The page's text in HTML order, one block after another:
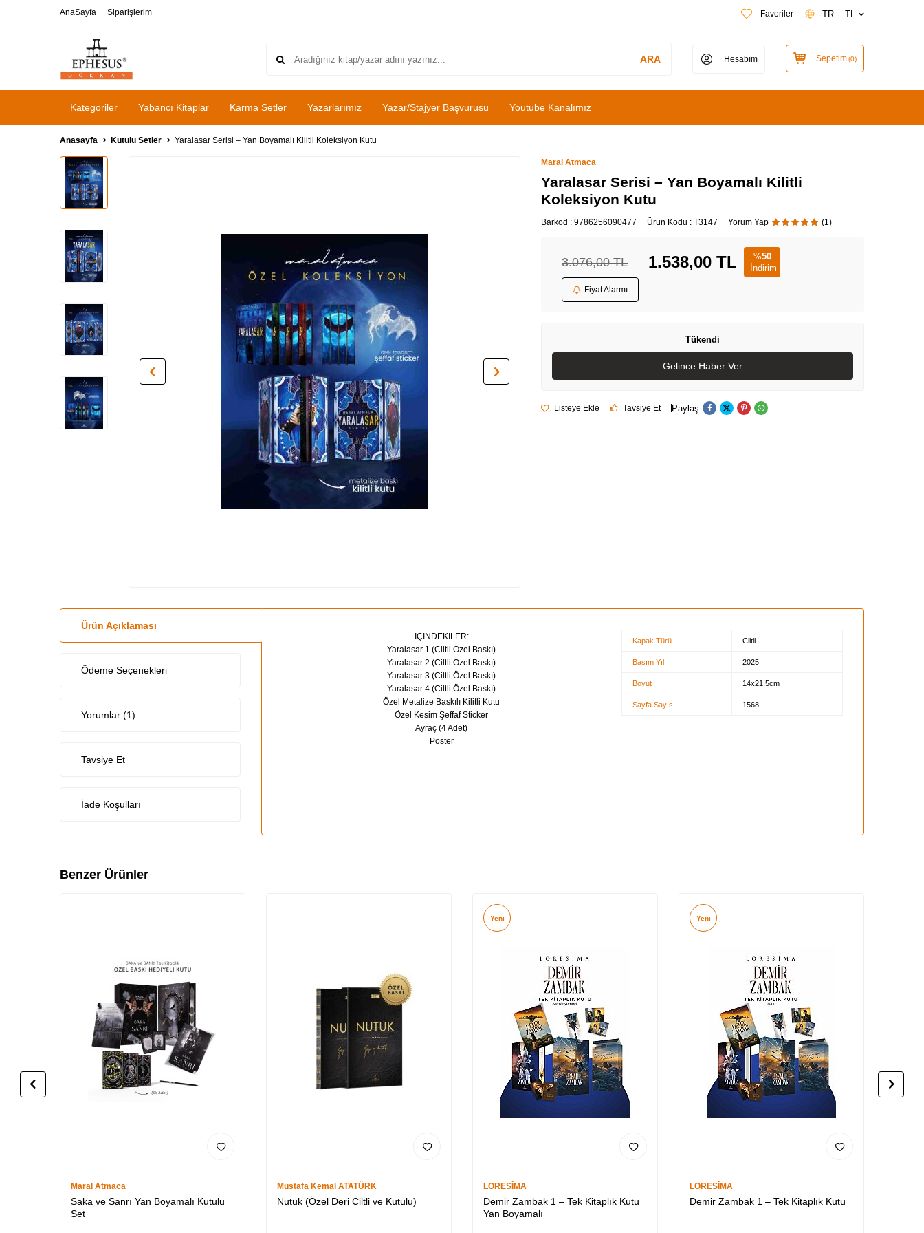
AnaSayfa Siparişlerim Favoriler TR − TL
ARA Hesabım Sepetim(0)
Kategoriler Yabancı Kitaplar Karma Setler Yazarlarımız Yazar/Stajyer Başvurusu Youtube Kanalımız
Anasayfa Kutulu Setler Yaralasar Serisi – Yan Boyamalı Kilitli Koleksiyon Kutu
Maral Atmaca
Yaralasar Serisi – Yan Boyamalı Kilitli
Koleksiyon Kutu
Barkod : 9786256090477 Ürün Kodu : T3147 Yorum Yap (1)
3.076,00TL 1.538,00 TL %50
İndirim
Fiyat Alarmı
Tükendi
Gelince Haber Ver
Listeye Ekle Tavsiye Et Paylaş
Ürün Açıklaması
Ödeme Seçenekleri
Yorumlar (1)
Tavsiye Et
İade Koşulları
İÇİNDEKİLER:
Yaralasar 1 (Ciltli Özel Baskı)
Yaralasar 2 (Ciltli Özel Baskı)
Yaralasar 3 (Ciltli Özel Baskı)
Yaralasar 4 (Ciltli Özel Baskı)
Özel Metalize Baskılı Kilitli Kutu
Özel Kesim Şeffaf Sticker
Ayraç (4 Adet)
Poster
Kapak Türü Ciltli
Basım Yılı 2025
Boyut 14x21,5cm
Sayfa Sayısı 1568
Benzer Ürünler
Maral Atmaca
Saka ve Sanrı Yan Boyamalı Kutulu
Set
Mustafa Kemal ATATÜRK
Nutuk (Özel Deri Ciltli ve Kutulu)
Yeni
LORESİMA
Demir Zambak 1 – Tek Kitaplık Kutu
Yan Boyamalı
Yeni
LORESİMA
Demir Zambak 1 – Tek Kitaplık Kutu